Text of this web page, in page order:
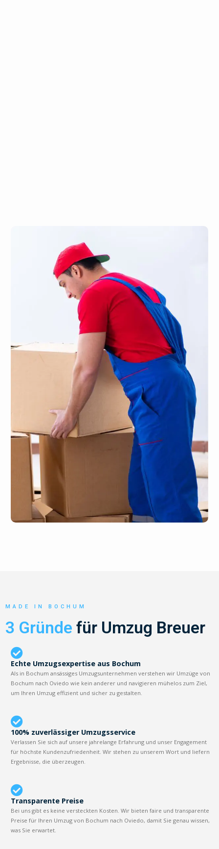
MADE IN BOCHUM
3 Gründe für Umzug Breuer
Echte Umzugsexpertise aus Bochum
Als in Bochum ansässiges Umzugsunternehmen verstehen wir Umzüge von
Bochum nach Oviedo wie kein anderer und navigieren mühelos zum Ziel,
um Ihren Umzug effizient und sicher zu gestalten.
100% zuverlässiger Umzugsservice
Verlassen Sie sich auf unsere jahrelange Erfahrung und unser Engagement
für höchste Kundenzufriedenheit. Wir stehen zu unserem Wort und liefern
Ergebnisse, die überzeugen.
Transparente Preise
Bei uns gibt es keine versteckten Kosten. Wir bieten faire und transparente
Preise für Ihren Umzug von Bochum nach Oviedo, damit Sie genau wissen,
was Sie erwartet.